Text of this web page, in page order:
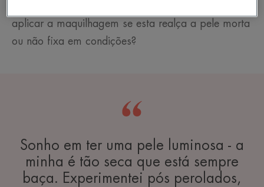
aplicar a maquilhagem se esta realça a pele morta
ou não fixa em condições?
Sonho em ter uma pele luminosa - a
minha é tão seca que está sempre
baça. Experimentei pós perolados,